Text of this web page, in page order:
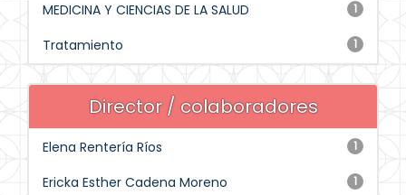
1
MEDICINA Y CIENCIAS DE LA SALUD
1
Tratamiento
Director / colaboradores
1
Elena Rentería Ríos
1
Ericka Esther Cadena Moreno